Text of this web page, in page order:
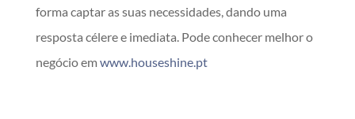
forma captar as suas necessidades, dando uma
resposta célere e imediata. Pode conhecer melhor o
negócio emwww.houseshine.pt